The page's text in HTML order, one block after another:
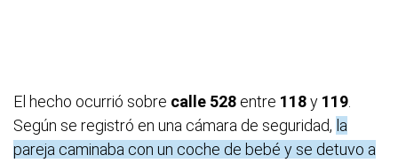
El hecho ocurrió sobre calle 528 entre 118y 119
Según se registró en una cámara de seguridad, la
pareja caminaba con un coche de bebé y se detuvo a